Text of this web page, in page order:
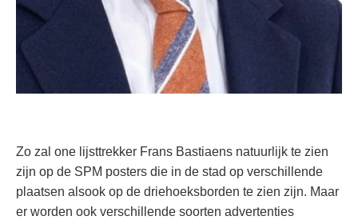
Zo zal one lijsttrekker Frans Bastiaens natuurlijk te zien
zijn op de SPM posters die in de stad op verschillende
plaatsen alsook op de driehoeksborden te zien zijn. Maar
er worden ook verschillende soorten advertenties